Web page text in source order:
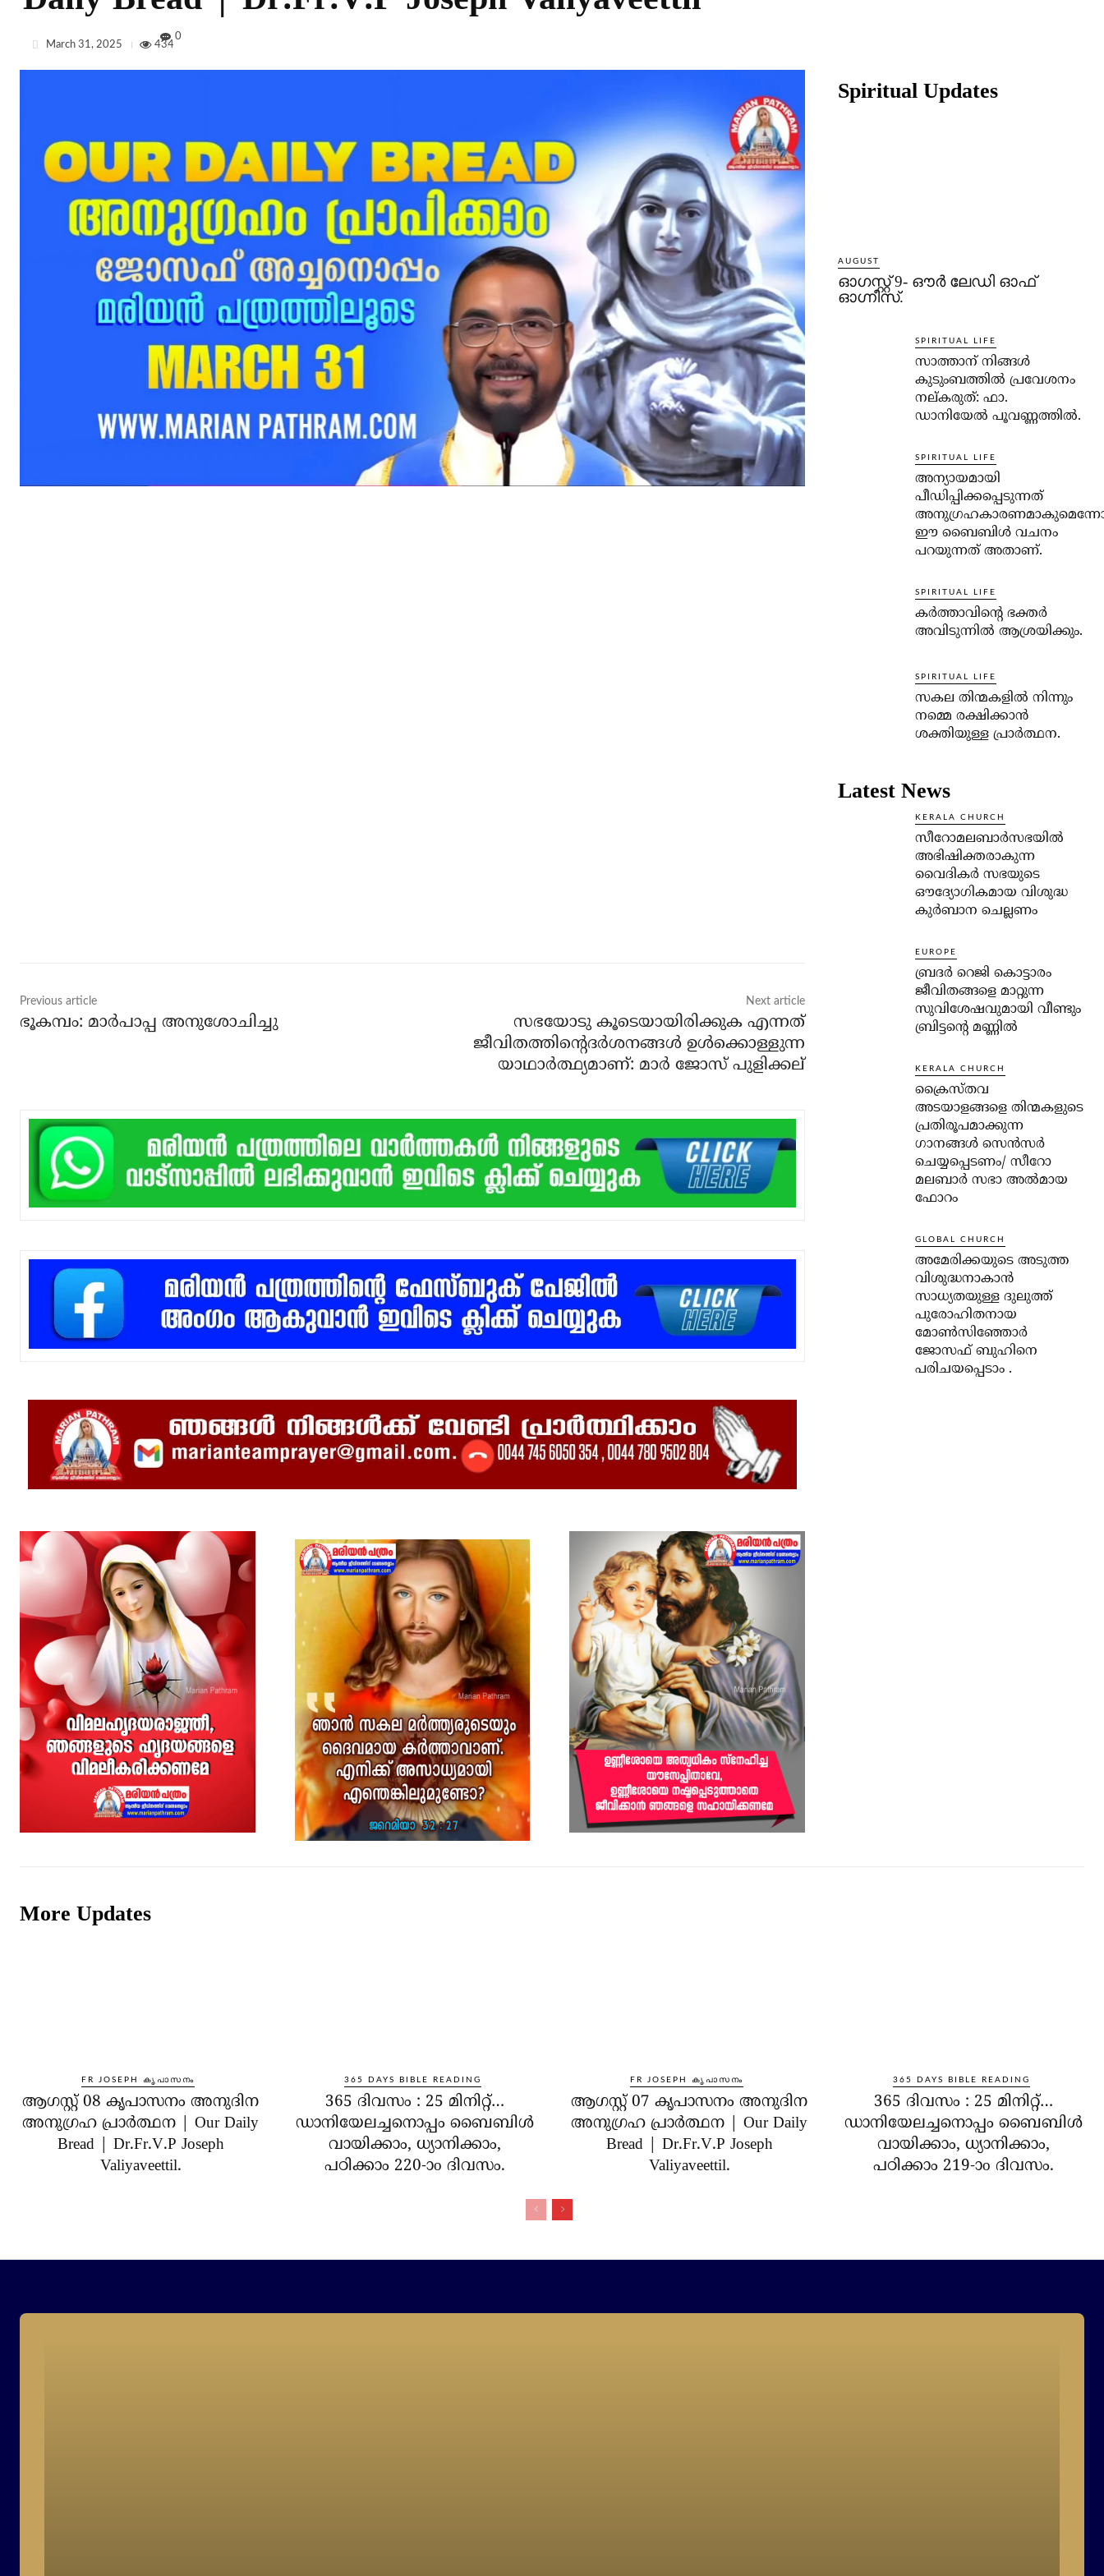
March 31, 2025 434
0
Previous article
ഭൂകമ്പം: മാര്‍പാപ്പ അനുശോചിച്ചു
Next article
സഭയോടു കൂടെയായിരിക്കുക എന്നത്
ജീവിതത്തിന്റെദര്‍ശനങ്ങള്‍ ഉള്‍ക്കൊള്ളുന്ന
യാഥാര്‍ത്ഥ്യമാണ്: മാര്‍ ജോസ് പുളിക്കല്
Spiritual Updates
AUGUST
ഓഗസ്റ്റ് 9- ഔര്‍ ലേഡി ഓഫ്
ഓഗ്നീസ്.
SPIRITUAL LIFE
സാത്താന് നിങ്ങള്‍
കുടുംബത്തില്‍ പ്രവേശനം
നല്കരുത്: ഫാ.
ഡാനിയേല്‍ പൂവണ്ണത്തില്‍.
SPIRITUAL LIFE
അന്യായമായി
പീഡിപ്പിക്കപ്പെടുന്നത്
ഈ ബൈബിള്‍ വചനം
പറയുന്നത് അതാണ്.
SPIRITUAL LIFE
കര്‍ത്താവിന്റെ ഭക്തര്‍
അവിടുന്നില്‍ ആശ്രയിക്കും.
SPIRITUAL LIFE
സകല തിന്മകളില്‍ നിന്നും
നമ്മെ രക്ഷിക്കാന്‍
ശക്തിയുള്ള പ്രാര്‍ത്ഥന.
Latest News
KERALA CHURCH
സീറോമലബാർസഭയിൽ
അഭിഷിക്തരാകുന്ന
വൈദികർ സഭയുടെ
ഔദ്യോഗികമായ വിശുദ്ധ
കുർബാന ചെല്ലണം
EUROPE
ബ്രദർ റെജി കൊട്ടാരം
ജീവിതങ്ങളെ മാറ്റുന്ന
സുവിശേഷവുമായി വീണ്ടും
ബ്രിട്ടന്റെ മണ്ണിൽ
KERALA CHURCH
ക്രൈസ്തവ
അടയാളങ്ങളെ തിന്മകളുടെ
പ്രതിരൂപമാക്കുന്ന
ഗാനങ്ങൾ സെൻസർ
ചെയ്യപ്പെടണം/ സീറോ
മലബാർ സഭാ അൽമായ
ഫോറം
GLOBAL CHURCH
അമേരിക്കയുടെ അടുത്ത
വിശുദ്ധനാകാൻ
സാധ്യതയുള്ള ദുലുത്ത്
പുരോഹിതനായ
മോൺസിഞ്ഞോർ
ജോസഫ് ബുഹിനെ
പരിചയപ്പെടാം .
More Updates
FR JOSEPH കൃപാസനം
ആഗസ്റ്റ് 08 കൃപാസനം അനുദിന
അനുഗ്രഹ പ്രാർത്ഥന | Our Daily
Bread | Dr.Fr.V.P Joseph
Valiyaveettil.
365 DAYS BIBLE READING
365 ദിവസം : 25 മിനിറ്റ്…
ഡാനിയേലച്ചനൊപ്പം ബൈബിൾ
വായിക്കാം, ധ്യാനിക്കാം,
പഠിക്കാം 220-ാo ദിവസം.
FR JOSEPH കൃപാസനം
ആഗസ്റ്റ് 07 കൃപാസനം അനുദിന
അനുഗ്രഹ പ്രാർത്ഥന | Our Daily
Bread | Dr.Fr.V.P Joseph
Valiyaveettil.
365 DAYS BIBLE READING
365 ദിവസം : 25 മിനിറ്റ്…
ഡാനിയേലച്ചനൊപ്പം ബൈബിൾ
വായിക്കാം, ധ്യാനിക്കാം,
പഠിക്കാം 219-ാo ദിവസം.